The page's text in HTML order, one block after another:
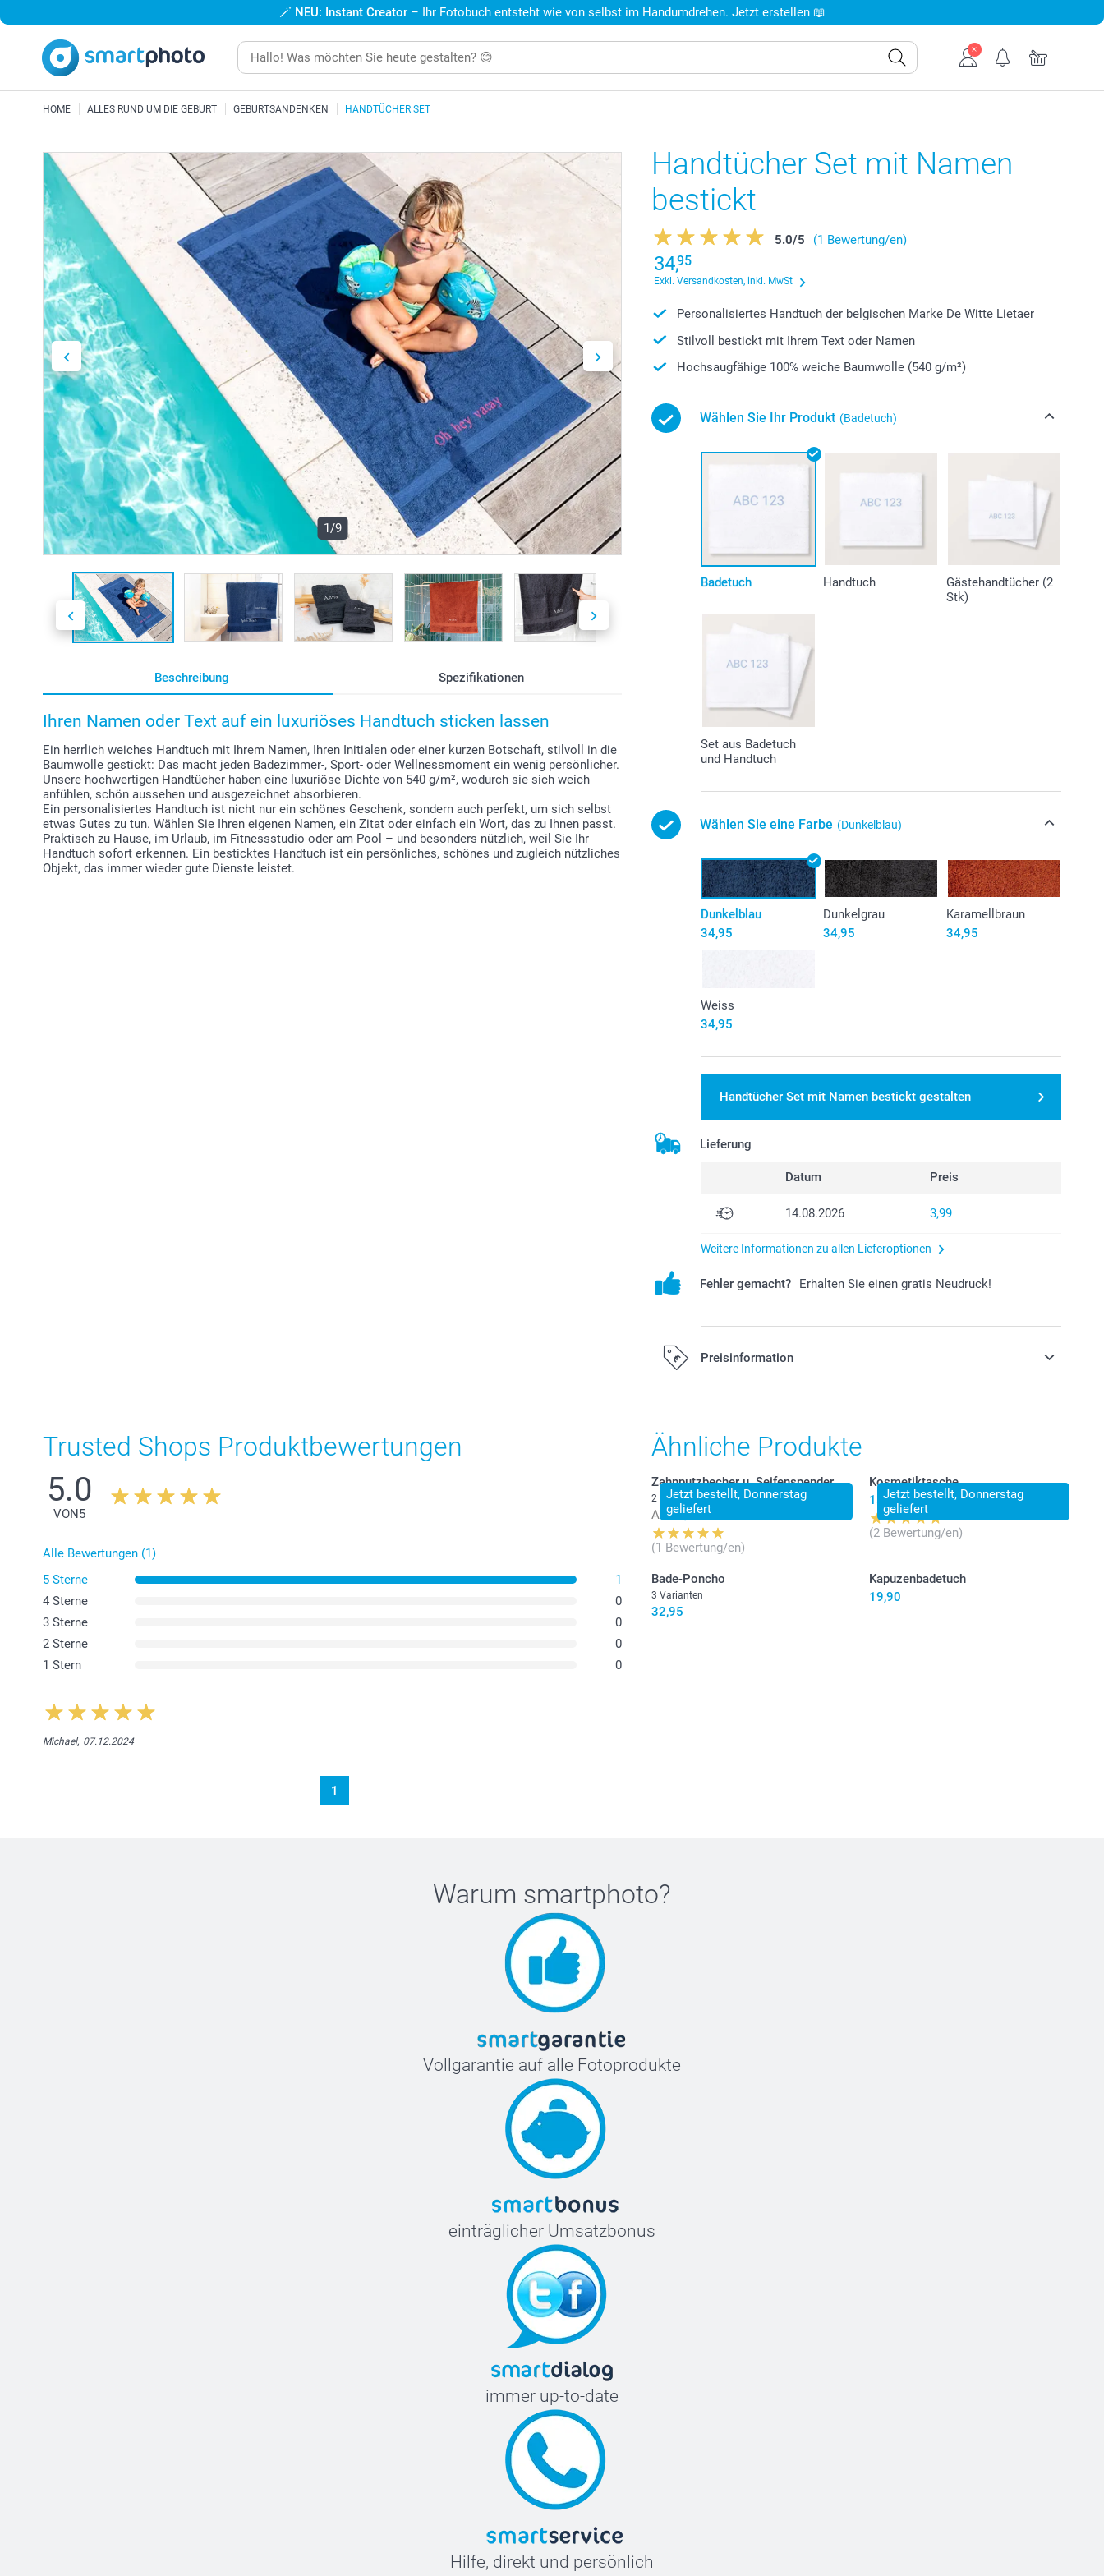
🪄 NEU: Instant Creator – Ihr Fotobuch entsteht wie von selbst im Handumdrehen. Jetzt erstellen 📖
HOME ALLES RUND UM DIE GEBURT GEBURTSANDENKEN HANDTÜCHER SET
1/9
Beschreibung Spezifikationen
Ihren Namen oder Text auf ein luxuriöses Handtuch sticken lassen
Ein herrlich weiches Handtuch mit Ihrem Namen, Ihren Initialen oder einer kurzen Botschaft, stilvoll in die
Baumwolle gestickt: Das macht jeden Badezimmer-, Sport- oder Wellnessmoment ein wenig persönlicher.
Unsere hochwertigen Handtücher haben eine luxuriöse Dichte von 540 g/m², wodurch sie sich weich
anfühlen, schön aussehen und ausgezeichnet absorbieren.
Ein personalisiertes Handtuch ist nicht nur ein schönes Geschenk, sondern auch perfekt, um sich selbst
etwas Gutes zu tun. Wählen Sie Ihren eigenen Namen, ein Zitat oder einfach ein Wort, das zu Ihnen passt.
Praktisch zu Hause, im Urlaub, im Fitnessstudio oder am Pool – und besonders nützlich, weil Sie Ihr
Handtuch sofort erkennen. Ein besticktes Handtuch ist ein persönliches, schönes und zugleich nützliches
Objekt, das immer wieder gute Dienste leistet.
Handtücher Set mit Namen
bestickt
5.0/5 (1 Bewertung/en)
34,95
Exkl. Versandkosten, inkl. MwSt
Personalisiertes Handtuch der belgischen Marke De Witte Lietaer
Stilvoll bestickt mit Ihrem Text oder Namen
Hochsaugfähige 100% weiche Baumwolle (540 g/m²)
Wählen Sie Ihr Produkt (Badetuch)
Badetuch Handtuch
Gästehandtücher (2
Stk)
Set aus Badetuch
und Handtuch
Wählen Sie eine Farbe (Dunkelblau)
Dunkelblau
34,95
Dunkelgrau
34,95
Karamellbraun
34,95
Weiss
34,95
Handtücher Set mit Namen bestickt gestalten
Lieferung
Datum Preis
14.08.2026 3,99
Weitere Informationen zu allen Lieferoptionen
Fehler gemacht? Erhalten Sie einen gratis Neudruck!
Preisinformation
Versandkosten.
Trusted Shops Produktbewertungen
5.0
VON5
Alle Bewertungen (1)
5 Sterne
1
4 Sterne
0
3 Sterne
0
2 Sterne
0
1 Stern
0
Michael, 07.12.2024
1
Ähnliche Produkte
Jetzt bestellt, Donnerstag
geliefert
Zahnputzbecher u. Seifenspender
2 Varianten
Ab 19,95
(1 Bewertung/en)
Jetzt bestellt, Donnerstag
geliefert
Kosmetiktasche
13,95
(2 Bewertung/en)
Bade-Poncho
3 Varianten
32,95
Kapuzenbadetuch
19,90
Warum smartphoto?
Vollgarantie auf alle Fotoprodukte
einträglicher Umsatzbonus
immer up-to-date
Hilfe, direkt und persönlich